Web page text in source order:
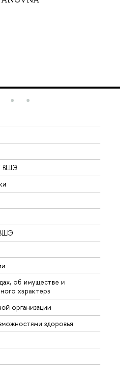
ВШЭ
об имуществе и
характера
организации
здоровья